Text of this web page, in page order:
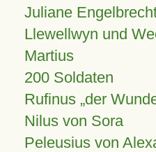
Juliane
Llewellwyn und
Martius
200 Soldaten
Rufinus „der
Nilus von Sora
Peleusius von